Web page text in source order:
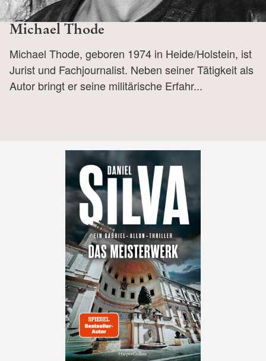
Michael Thode
Michael Thode, geboren 1974 in Heide/Holstein, ist
Jurist und Fachjournalist. Neben seiner Tätigkeit als
Autor bringt er seine militärische Erfahr...